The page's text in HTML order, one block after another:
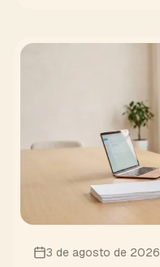
3 de agosto de 2026